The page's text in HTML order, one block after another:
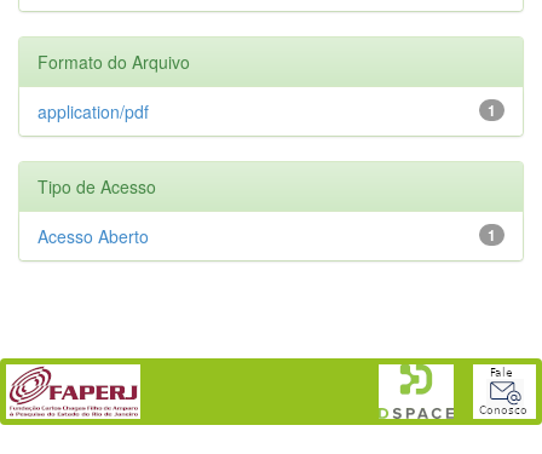
Formato do Arquivo
1
application/pdf
Tipo de Acesso
1
Acesso Aberto